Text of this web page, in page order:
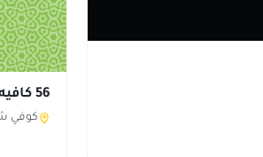
56 كافيه
كوفي